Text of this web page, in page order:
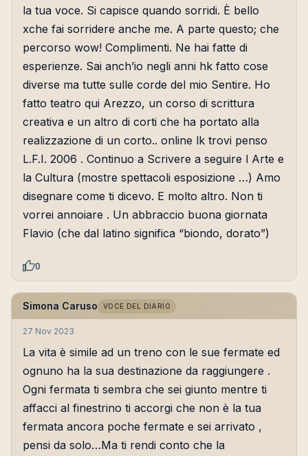
la tua voce. Si capisce quando sorridi. È bello
xche fai sorridere anche me. A parte questo; che
percorso wow! Complimenti. Ne hai fatte di
esperienze. Sai anch’io negli anni hk fatto cose
diverse ma tutte sulle corde del mio Sentire. Ho
fatto teatro qui Arezzo, un corso di scrittura
creativa e un altro di corti che ha portato alla
realizzazione di un corto.. online lk trovi penso
L.F.I. 2006 . Continuo a Scrivere a seguire l Arte e
la Cultura (mostre spettacoli esposizione …) Amo
disegnare come ti dicevo. E molto altro. Non ti
vorrei annoiare . Un abbraccio buona giornata
Flavio (che dal latino significa “biondo, dorato”)
0
Simona Caruso VOCE DEL DIARIO
27 Nov 2023
La vita è simile ad un treno con le sue fermate ed
ognuno ha la sua destinazione da raggiungere .
Ogni fermata ti sembra che sei giunto mentre ti
affacci al finestrino ti accorgi che non è la tua
fermata ancora poche fermate e sei arrivato ,
pensi da solo…Ma ti rendi conto che la